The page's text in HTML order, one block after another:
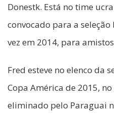
Donestk. Está no time
convocado para a
vez em 2014, para
Fred esteve no elenco da
Copa América de 2015,
eliminado pelo Paraguai